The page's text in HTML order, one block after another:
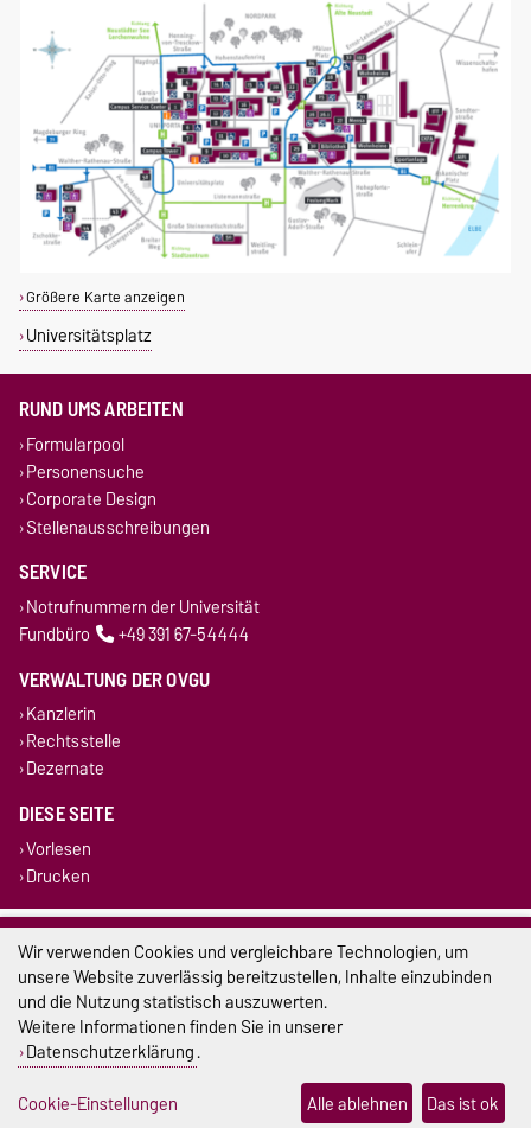
Größere Karte anzeigen
Universitätsplatz
RUND UMS ARBEITEN
Formularpool
Personensuche
Corporate Design
Stellenausschreibungen
SERVICE
Notrufnummern der Universität
Fundbüro
+49 391 67-54444
VERWALTUNG DER OVGU
Kanzlerin
Rechtsstelle
Dezernate
DIESE SEITE
Vorlesen
Drucken
Impressum
Datenschutz
Barrierefreiheit
Cookie-Einstellungen
Wir verwenden Cookies und vergleichbare Technologien, um
unsere Website zuverlässig bereitzustellen, Inhalte einzubinden
und die Nutzung statistisch auszuwerten.
Weitere Informationen finden Sie in unserer
Datenschutzerklärung.
Cookie-Einstellungen
Alle ablehnen Das ist ok